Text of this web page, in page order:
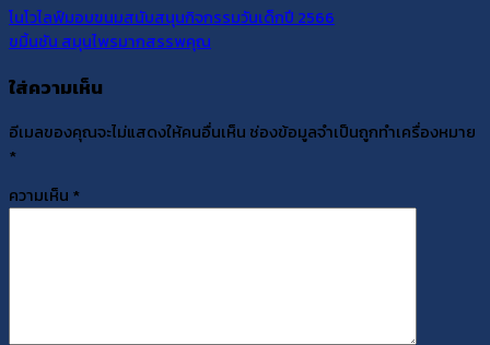
โนโวไลฟ์มอบขนมสนับสนุนกิจกรรมวันเด็กปี 2566
ขมิ้นชัน สมุนไพรมากสรรพคุณ
ใส่ความเห็น
อีเมลของคุณจะไม่แสดงให้คนอื่นเห็น ช่องข้อมูลจำเป็นถูกทำเครื่องหมาย
*
ความเห็น *